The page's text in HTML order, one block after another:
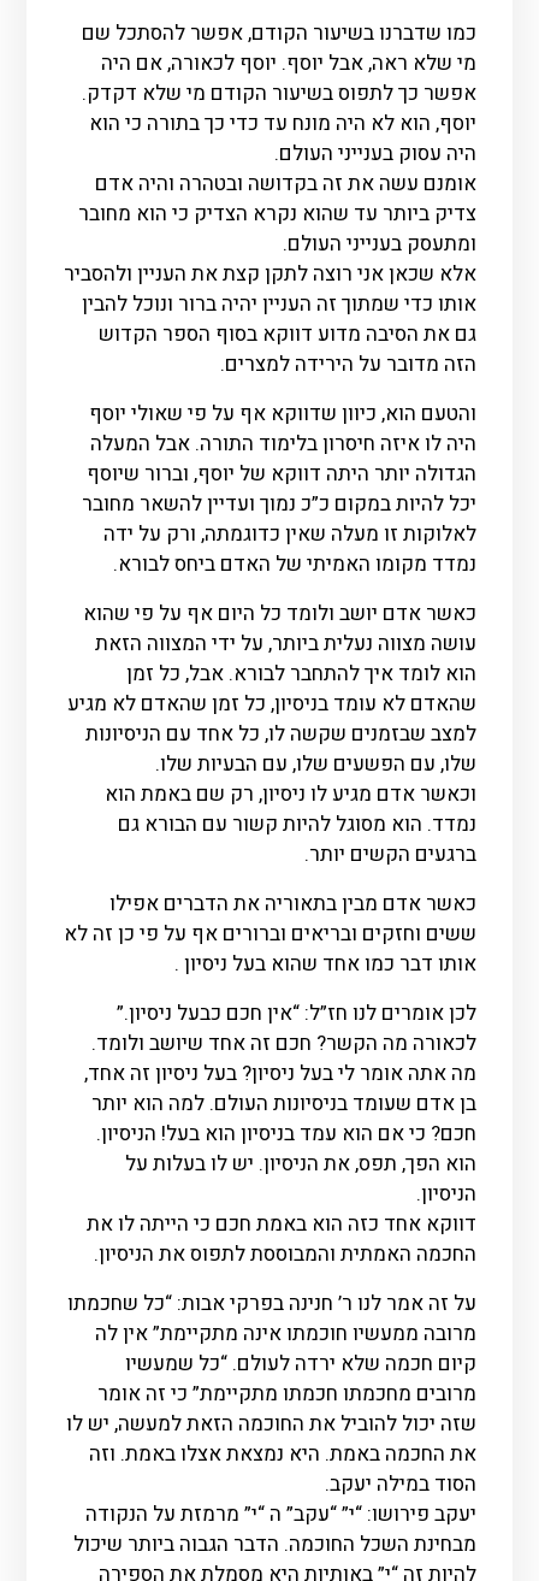
כמו שדברנו בשיעור הקודם, אפשר להסתכל שם
מי שלא ראה, אבל יוסף. יוסף לכאורה, אם היה
אפשר כך לתפוס בשיעור הקודם מי שלא דקדק.
יוסף, הוא לא היה מונח עד כדי כך בתורה כי הוא
היה עסוק בענייני העולם.
אומנם עשה את זה בקדושה ובטהרה והיה אדם
צדיק ביותר עד שהוא נקרא הצדיק כי הוא מחובר
ומתעסק בענייני העולם.
אלא שכאן אני רוצה לתקן קצת את העניין ולהסביר
אותו כדי שמתוך זה העניין יהיה ברור ונוכל להבין
גם את הסיבה מדוע דווקא בסוף הספר הקדוש
הזה מדובר על הירידה למצרים.
והטעם הוא, כיוון שדווקא אף על פי שאולי יוסף
היה לו איזה חיסרון בלימוד התורה. אבל המעלה
הגדולה יותר היתה דווקא של יוסף, וברור שיוסף
יכל להיות במקום כ”כ נמוך ועדיין להשאר מחובר
לאלוקות זו מעלה שאין כדוגמתה, ורק על ידה
נמדד מקומו האמיתי של האדם ביחס לבורא.
כאשר אדם יושב ולומד כל היום אף על פי שהוא
עושה מצווה נעלית ביותר, על ידי המצווה הזאת
הוא לומד איך להתחבר לבורא. אבל, כל זמן
שהאדם לא עומד בניסיון, כל זמן שהאדם לא מגיע
למצב שבזמנים שקשה לו, כל אחד עם הניסיונות
שלו, עם הפשעים שלו, עם הבעיות שלו.
וכאשר אדם מגיע לו ניסיון, רק שם באמת הוא
נמדד. הוא מסוגל להיות קשור עם הבורא גם
ברגעים הקשים יותר.
כאשר אדם מבין בתאוריה את הדברים אפילו
ששים וחזקים ובריאים וברורים אף על פי כן זה לא
אותו דבר כמו אחד שהוא בעל ניסיון .
לכן אומרים לנו חז”ל: “אין חכם כבעל ניסיון.”
לכאורה מה הקשר? חכם זה אחד שיושב ולומד.
מה אתה אומר לי בעל ניסיון? בעל ניסיון זה אחד,
בן אדם שעומד בניסיונות העולם. למה הוא יותר
חכם? כי אם הוא עמד בניסיון הוא בעל! הניסיון.
הוא הפך, תפס, את הניסיון. יש לו בעלות על
הניסיון.
דווקא אחד כזה הוא באמת חכם כי הייתה לו את
החכמה האמתית והמבוססת לתפוס את הניסיון.
על זה אמר לנו ר’ חנינה בפרקי אבות: “כל שחכמתו
מרובה ממעשיו חוכמתו אינה מתקיימת” אין לה
קיום חכמה שלא ירדה לעולם. “כל שמעשיו
מרובים מחכמתו חכמתו מתקיימת” כי זה אומר
שזה יכול להוביל את החוכמה הזאת למעשה, יש לו
את החכמה באמת. היא נמצאת אצלו באמת. וזה
הסוד במילה יעקב.
יעקב פירושו: “י” “עקב” ה “י” מרמזת על הנקודה
מבחינת השכל החוכמה. הדבר הגבוה ביותר שיכול
להיות זה “י” באותיות היא מסמלת את הספירה